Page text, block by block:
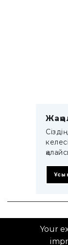
Your